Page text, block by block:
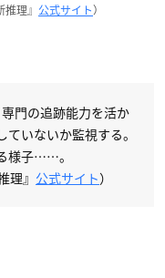
理』 公式サイト）
門の追跡能力を活か
いないか監視する。
様子……。
理』 公式サイト）